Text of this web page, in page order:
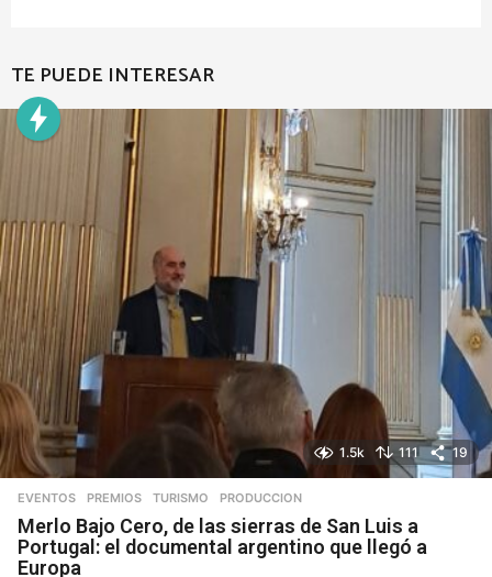
TE PUEDE INTERESAR
1.5k 111 19
EVENTOS ,PREMIOS ,TURISMO PRODUCCION
Merlo Bajo Cero, de las sierras de San Luis a
Portugal: el documental argentino que llegó a
Europa